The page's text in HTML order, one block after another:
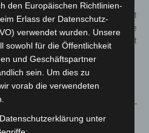
im
Stadt Langenhagen begrüßt
sieben neue Nachwuchskräfte
zum Ausbildungsstart
vom Autor
Weingenuss: Barbara-
den Europäischen Richtlinien-
Erlass der Datenschutz-
verwendet wurden. Unsere
sowohl für die Öffentlichkeit
und Geschäftspartner
sein. Um dies zu
vorab die verwendeten
unter